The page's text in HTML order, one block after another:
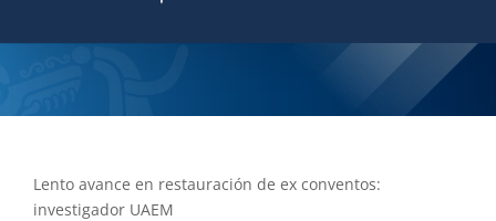
Lento avance en restauración de ex conventos:
investigador UAEM